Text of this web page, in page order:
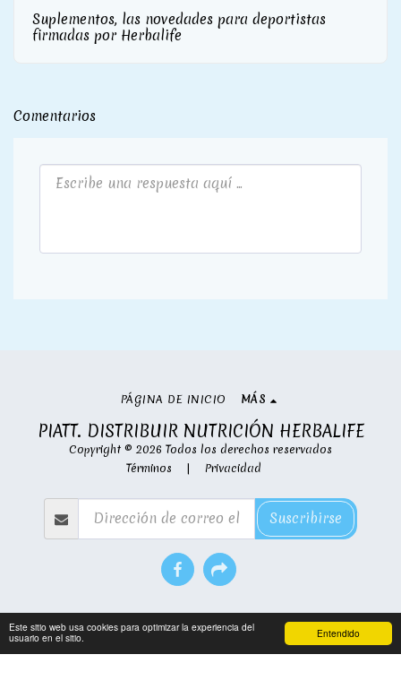
Entendido
Este sitio web usa cookies para optimizar la experiencia del
usuario en el sitio.
Suplementos, las novedades para deportistas
firmadas por Herbalife
Comentarios
PIATT. DISTRIBUIR NUTRICIÓN HERBALIFE
Copyright © 2026 Todos los derechos reservados
Términos | Privacidad
PÁGINA DE INICIO MÁS
Suscribirse